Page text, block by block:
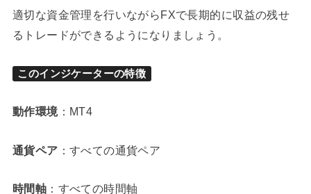
適切な資金管理を行いながらFXで長期的に収益の残せ
るトレードができるようになりましょう。
このインジケーターの特徴
動作環境：MT4
通貨ペア ：すべての通貨ペア
時間軸 ：すべての時間軸